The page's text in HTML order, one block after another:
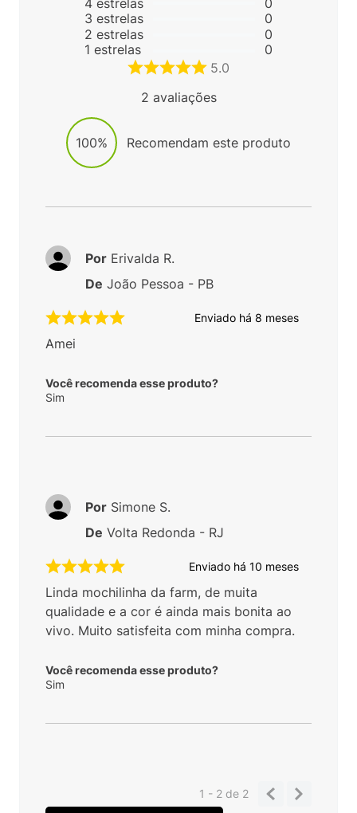
3 estrelas
2 estrelas
1 estrelas
0
0
0
5.0
2 avaliações
100% Recomendam este produto
Enviado há 8 meses
Amei
Você recomenda esse produto?
Sim
Por Erivalda R.
De João Pessoa - PB
Enviado há 10 meses
Linda mochilinha da farm, de muita
qualidade e a cor é ainda mais bonita ao
vivo. Muito satisfeita com minha compra.
Você recomenda esse produto?
Sim
Por Simone S.
De Volta Redonda - RJ
1 - 2de 2